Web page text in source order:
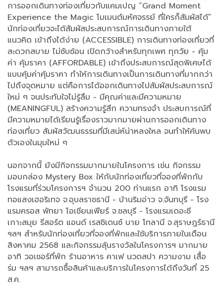
การออกเดินทางท่องเที่ยวกับแคมเปญ ”Grand Moment
Experience the Magic โมเมนต์มหัศจรรย์ ที่ใครก็สัมผัสได้”
นักท่องเที่ยวจะได้สัมผัสประสบการณ์การเดินทางภายใต้
แนวคิด เข้าถึงได้ง่าย (ACCESSIBLE) การเดินทางท่องเที่ยวที่
สะดวกสบาย ไม่ซับซ้อน เปิดกว้างสำหรับทุกเพศ ทุกวัย - คุ้ม
ค่า คุ้มราคา (AFFORDABLE) เข้าถึงประสบการณ์สุดพิเศษได้
แบบคุ้มค่าคุ้มราคา ทำให้การเดินทางเป็นการเดินทางที่มากกว่า
ไปถึงจุดหมาย แต่คือการได้ออกเดินทางไปสัมผัสประสบการณ์
ใหม่ ๆ จนประทับใจไม่รู้ลืม - มีคุณค่าและมีความหมาย
(MEANINGFUL) สร้างความรู้สึก ความทรงจำ ประสบการณ์ที่
มีความหมายได้เรียนรู้เรื่องราวมากมายผ่านการออกเดินทาง
ท่องเที่ยว สัมผัสวัฒนธรรมที่มีเสน่ห์น่าหลงใหล จนทำให้ค้นพบ
ตัวเองในมุมใหม่ ๆ
นอกจากนี้ ยังมีกิจกรรมมากมายในโครงการ เช่น กิจกรรม
มอบกล่อง Mystery Box ให้กับนักท่องเที่ยวที่จองที่พักกับ
โรงแรมที่ร่วมโครงการฯ จำนวน 200 ท่านแรก อาทิ โรงแรม
ทอแสงเฮอริเทจ จ.อุบลราชธานี - บ้านริมอ่าว จ.จันทบุรี - โรง
แรมครอส พัทยา โอเชียนเฟียร์ จ.ชลบุรี - โรงแรมเดอะชี
เกาะสมุย รีสอร์ต แอนด์ เรสชิเดนซ์ บาย โทลานี จ.สุราษฎร์ธานี
ฯลฯ สำหรับนักท่องเที่ยวที่จองที่พักและใช้บริการภายในเดือน
สิงหาคม 2568 และกิจกรรมลุ้นรางวัลในโครงการฯ มากมาย
อาทิ วอเชอร์ที่พัก ร้านอาหาร คาเฟ นวดสปา ความงาม เสื้อ
ร่ม ฯลฯ สามารถซื้อสินค้าและบริการในโครงการได้ถึงวันที่ 25
ส.ค.